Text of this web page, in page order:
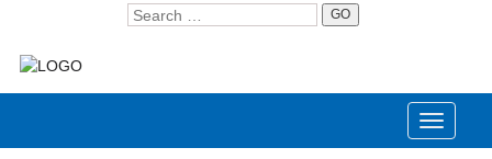
GO
Toggle